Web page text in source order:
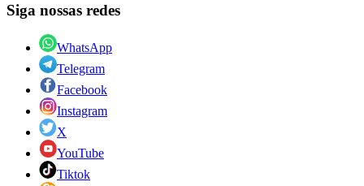
Siga nossas redes
WhatsApp
Telegram
Facebook
Instagram
X
YouTube
Tiktok